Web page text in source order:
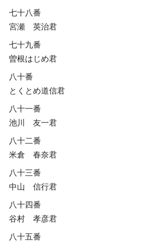
七十八番
宮瀬 英治君
七十九番
曽根はじめ君
八十番
とくとめ道信君
八十一番
池川 友一君
八十二番
米倉 春奈君
八十三番
中山 信行君
八十四番
谷村 孝彦君
八十五番